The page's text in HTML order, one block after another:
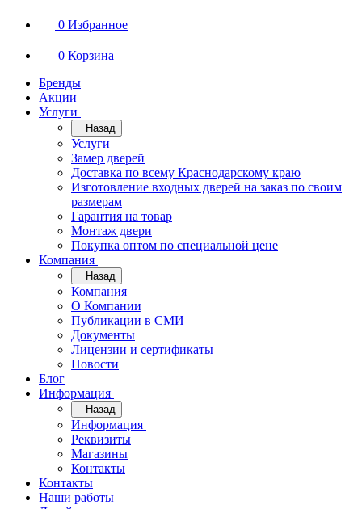
0 Избранное
0 Корзина
Бренды
Акции
Услуги
Назад
Услуги
Замер дверей
Доставка по всему Краснодарскому краю
Изготовление входных дверей на заказ по своим
размерам
Гарантия на товар
Монтаж двери
Покупка оптом по специальной цене
Компания
Назад
Компания
О Компании
Публикации в СМИ
Документы
Лицензии и сертификаты
Новости
Блог
Информация
Назад
Информация
Реквизиты
Магазины
Контакты
Контакты
Наши работы